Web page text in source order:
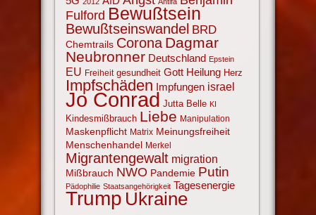
Fulford Bewußtsein
Bewußtseinswandel BRD
Chemtrails Corona Dagmar
Neubronner Deutschland Epstein
EU Freiheit gesundheit Gott Heilung Herz
Impfschäden Impfungen israel
Jo Conrad Jutta Belle KI
Kindesmißbrauch Liebe Manipulation
Maskenpflicht Matrix Meinungsfreiheit
Menschenhandel Merkel
Migrantengewalt migration
Mißbrauch NWO Pandemie Putin
Pädophilie Staatsangehörigkeit Tagesenergie
Trump Ukraine